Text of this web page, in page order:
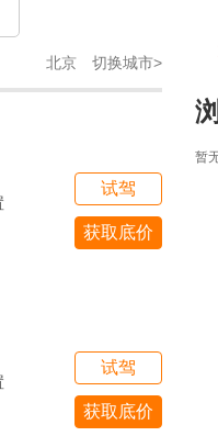
北京 切换城市>
试驾
获取底价
试驾
获取底价
暂